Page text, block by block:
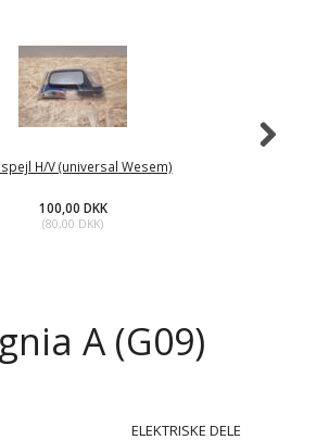
H/V (universal Wesem)
100,00 DKK
(80,00 DKK)
A (G09)
ELEKTRISKE DELE